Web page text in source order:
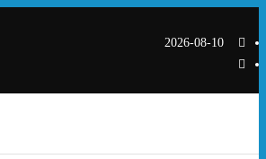
المحتوى2026-08-10